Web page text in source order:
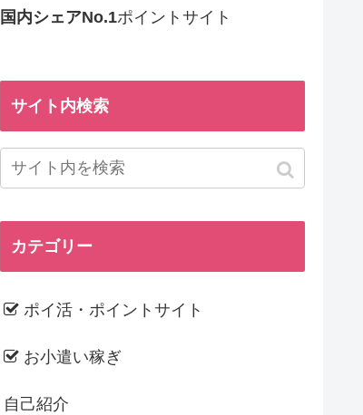
国内シェアNo.1ポイントサイト
サイト内検索
カテゴリー
ポイ活・ポイントサイト
お小遣い稼ぎ
自己紹介